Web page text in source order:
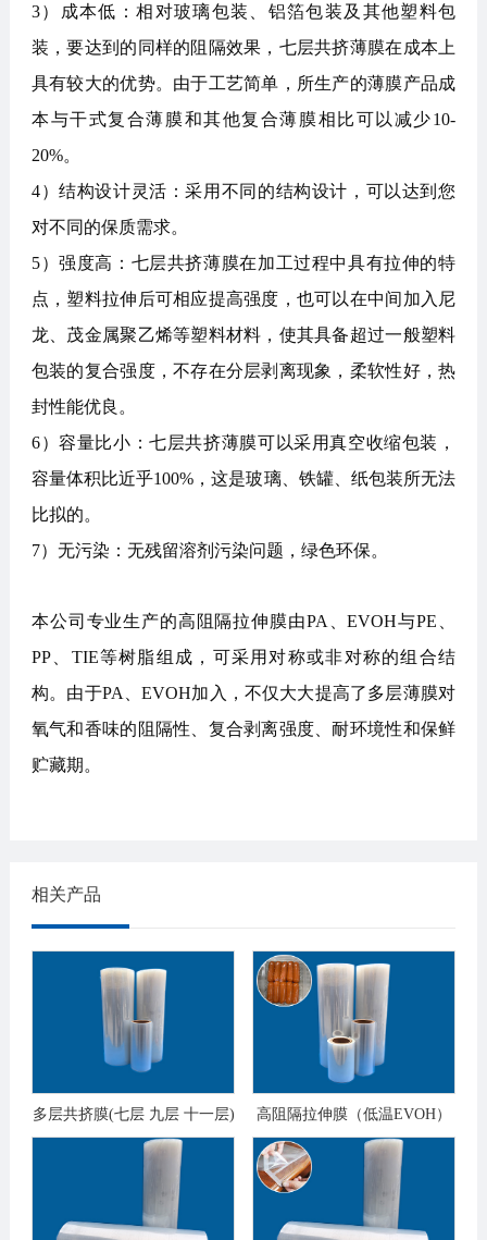
3）成本低：相对玻璃包装、铝箔包装及其他塑料包
装，要达到的同样的阻隔效果，七层共挤薄膜在成本上
具有较大的优势。由于工艺简单，所生产的薄膜产品成
本与干式复合薄膜和其他复合薄膜相比可以减少10-
20%。
4）结构设计灵活：采用不同的结构设计，可以达到您
对不同的保质需求。
5）强度高：七层共挤薄膜在加工过程中具有拉伸的特
点，塑料拉伸后可相应提高强度，也可以在中间加入尼
龙、茂金属聚乙烯等塑料材料，使其具备超过一般塑料
包装的复合强度，不存在分层剥离现象，柔软性好，热
封性能优良。
6）容量比小：七层共挤薄膜可以采用真空收缩包装，
容量体积比近乎100%，这是玻璃、铁罐、纸包装所无法
比拟的。
7）无污染：无残留溶剂污染问题，绿色环保。
本公司专业生产的高阻隔拉伸膜由PA、EVOH与PE、
PP、TIE等树脂组成，可采用对称或非对称的组合结
构。由于PA、EVOH加入，不仅大大提高了多层薄膜对
氧气和香味的阻隔性、复合剥离强度、耐环境性和保鲜
贮藏期。
相关产品
多层共挤膜(七层 九层 十一层) 高阻隔拉伸膜（低温EVOH）